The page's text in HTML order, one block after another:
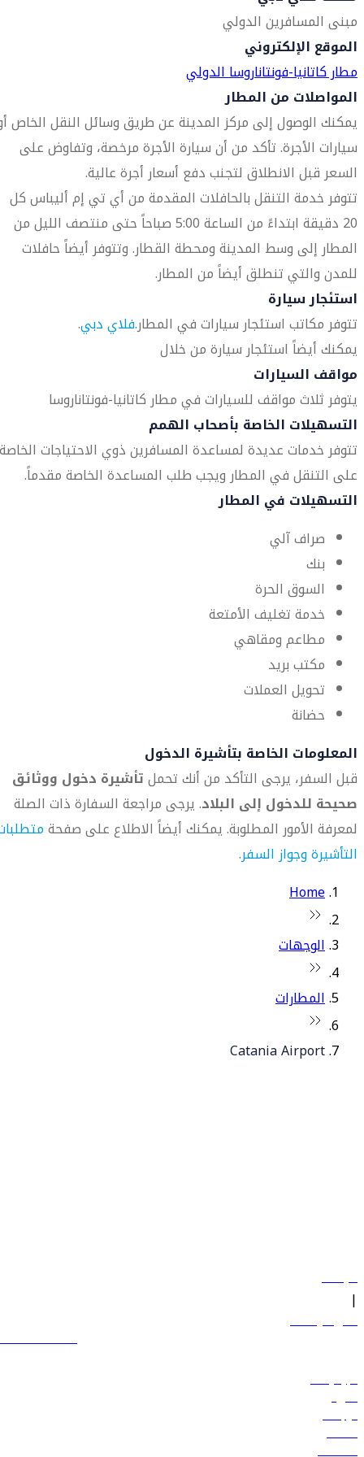
مبنى المسافرين الدولي
الموقع الإلكتروني
مطار كاتانيا-فونتاناروسا الدولي
المواصلات من المطار
يمكنك الوصول إلى مركز المدينة عن طريق وسائل النقل الخاص
سيارات الأجرة. تأكد من أن سيارة الأجرة مرخصة، وتفاوض على
السعر قبل الانطلاق لتجنب دفع أسعار أجرة عالية.
تتوفر خدمة التنقل بالحافلات المقدمة من أي تي إم أليباس كل
20 دقيقة ابتداءً من الساعة 5:00 صباحاً حتى منتصف الليل من
المطار إلى وسط المدينة ومحطة القطار. وتتوفر أيضاً حافلات
للمدن والتي تنطلق أيضاً من المطار.
استئجار سيارة
تتوفر مكاتب استئجار سيارات في المطار.
يمكنك أيضاً استئجار سيارة من خلال
فلاي دبي.
مواقف السيارات
يتوفر ثلاث مواقف للسيارات في مطار كاتانيا-فونتاناروسا
التسهيلات الخاصة بأصحاب الهمم
تتوفر خدمات عديدة لمساعدة المسافرين ذوي الاحتياجات الخاصة
على التنقل في المطار ويجب طلب المساعدة الخاصة مقدماً.
التسهيلات في المطار
صراف آلي
بنك
السوق الحرة
خدمة تغليف الأمتعة
مطاعم ومقاهي
مكتب بريد
تحويل العملات
حضانة
المعلومات الخاصة بتأشيرة الدخول
قبل السفر، يرجى التأكد من أنك تحملتأشيرة دخول ووثائق
صحيحة للدخول إلى البلاد. يرجى مراجعة السفارة ذات الصلة
لمعرفة الأمور المطلوبة. يمكنك أيضاً الاطلاع على صفحة
التأشيرة وجواز السفر.
Home
الوجهات
المطارات
Catania Airport
سياساتنا
|
الشروط والأحكام
600 544 445
حجز الرحلات
العروض
الوجهات
الأمتعة
المساعدة